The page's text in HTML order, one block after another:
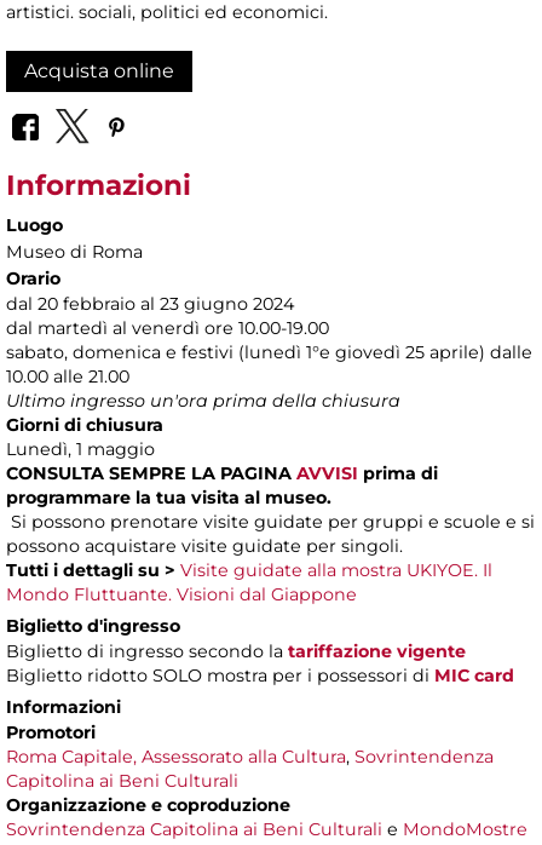
artistici. sociali, politici ed economici.
Acquista online
Informazioni
Luogo
Museo di Roma
Orario
dal 20 febbraio al 23 giugno 2024
dal martedì al venerdì ore 10.00-19.00
sabato, domenica e festivi (lunedì 1°e giovedì 25 aprile) dalle
10.00 alle 21.00
Ultimo ingresso un'ora prima della chiusura
Giorni di chiusura
Lunedì, 1 maggio
CONSULTA SEMPRE LA PAGINA AVVISI prima di
programmare la tua visita al museo.
Si possono prenotare visite guidate per gruppi e scuole e si
possono acquistare visite guidate per singoli.
Tutti i dettagli su > Visite guidate alla mostra UKIYOE. Il
Mondo Fluttuante. Visioni dal Giappone
Biglietto d'ingresso
Biglietto di ingresso secondo la tariffazione vigente
Biglietto ridotto SOLO mostra per i possessori di MIC card
Informazioni
Promotori
Roma Capitale, Assessorato alla Cultura, Sovrintendenza
Capitolina ai Beni Culturali
Organizzazione e coproduzione
Sovrintendenza Capitolina ai Beni Culturali e MondoMostre